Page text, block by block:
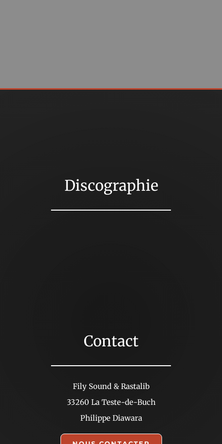
Discographie
Contact
Fily Sound & Rastalib
33260 La Teste-de-Buch
Philippe Diawara